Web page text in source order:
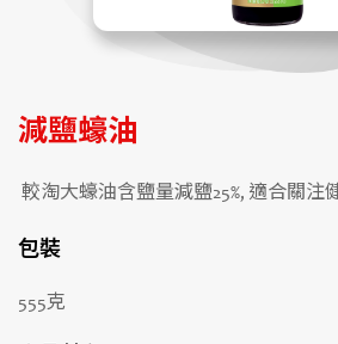
減鹽蠔油
較淘大蠔油含鹽量減鹽25%, 適合關注
包裝
555克